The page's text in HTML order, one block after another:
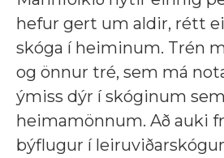
hefur gert um aldir, rétt
skóga í heiminum. Trén
og önnur tré, sem má
ýmiss dýr í skóginum
heimamönnum. Að auki
býflugur í